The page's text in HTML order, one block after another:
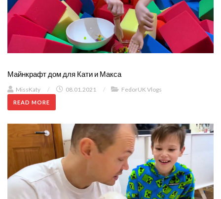
Майнкрафт дом для Кати и Макса
MissKaty / 08.01.2021 / FedorUK Vlogs
READ MORE